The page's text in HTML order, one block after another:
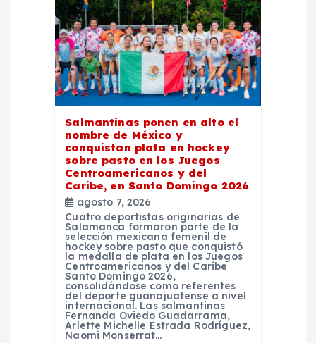
Salmantinas ponen en alto el
nombre de México y
conquistan plata en hockey
sobre pasto en los Juegos
Centroamericanos y del
Caribe, en Santo Domingo 2026
agosto 7, 2026
Cuatro deportistas originarias de
Salamanca formaron parte de la
selección mexicana femenil de
hockey sobre pasto que conquistó
la medalla de plata en los Juegos
Centroamericanos y del Caribe
Santo Domingo 2026,
consolidándose como referentes
del deporte guanajuatense a nivel
internacional. Las salmantinas
Fernanda Oviedo Guadarrama,
Arlette Michelle Estrada Rodríguez,
Naomi Monserrat…